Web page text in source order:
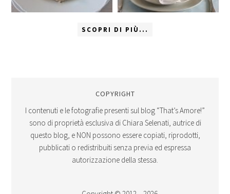
SCOPRI DI PIÙ...
COPYRIGHT
I contenuti e le fotografie presenti sul blog “That’s Amore!”
sono di proprietà esclusiva di Chiara Selenati, autrice di
questo blog, e NON possono essere copiati, riprodotti,
pubblicati o redistribuiti senza previa ed espressa
autorizzazione della stessa.